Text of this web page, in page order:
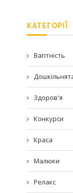
КАТЕГОРІЇ
Вагітність
Здоров'я
Конкурси
Краса
Малюки
Релакс